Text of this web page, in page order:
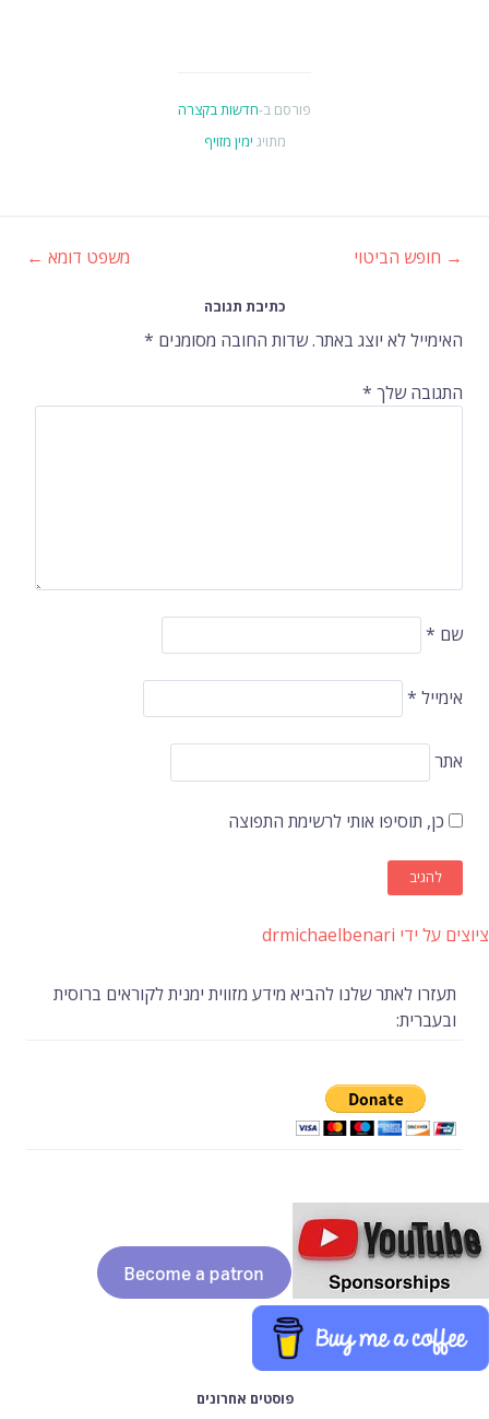
פורסם ב-חדשות בקצרה
מתויג ימין מזויף
ניווט
ברשומות
→ חופש הביטוי משפט דומא ←
כתיבת תגובה
האימייל לא יוצג באתר.שדות החובה מסומנים *
התגובה שלך *
שם *
אימייל *
אתר
כן, תוסיפו אותי לרשימת התפוצה
ציוצים על ידי drmichaelbenari
תעזרו לאתר שלנו להביא מידע מזווית ימנית לקוראים ברוסית
ובעברית:
פוסטים אחרונים